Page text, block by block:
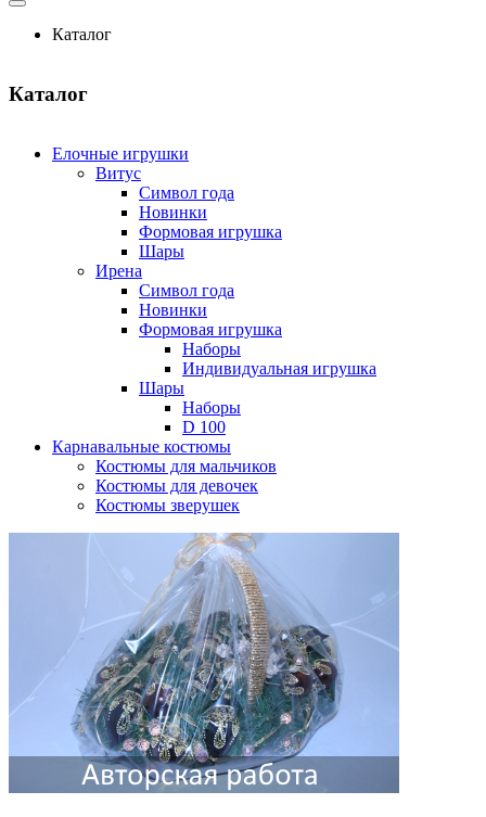
Каталог
Каталог
Елочные игрушки
Витус
Символ года
Новинки
Формовая игрушка
Шары
Ирена
Символ года
Новинки
Формовая игрушка
Наборы
Индивидуальная игрушка
Шары
Наборы
D 100
Карнавальные костюмы
Костюмы для мальчиков
Костюмы для девочек
Костюмы зверушек